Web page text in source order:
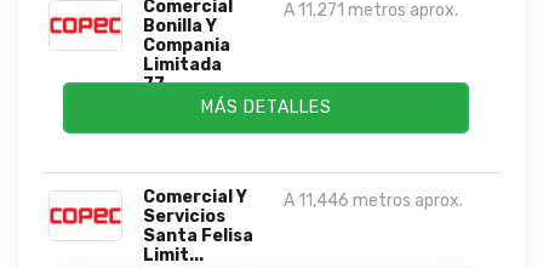
Comercial
Bonilla Y
Compania
Limitada
77...
A 11,271 metros aprox.
MÁS DETALLES
Comercial Y
Servicios
Santa Felisa
Limit...
A 11,446 metros aprox.